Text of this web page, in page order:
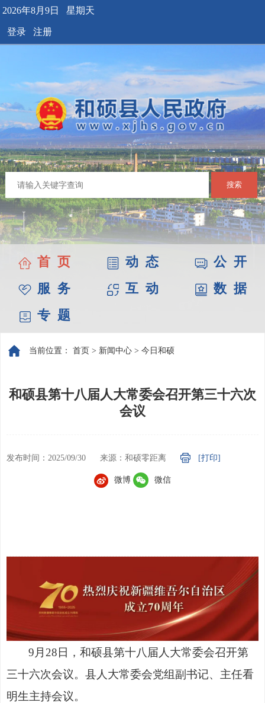
2026年8月9日 星期天
登录 注册
搜索
首 页 动 态
公 开
服 务
互 动
数 据
专 题
当前位置： 首页 > 新闻中心 > 今日和硕
和硕县第十八届人大常委会召开第三十六次
会议
发布时间：2025/09/30 来源：和硕零距离 [打印]
微博 微信
9月28日，和硕县第十八届人大常委会召开第
三十六次会议。县人大常委会党组副书记、主任看
明生主持会议。